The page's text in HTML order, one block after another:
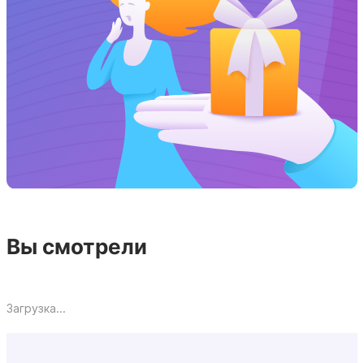
Вы смотрели
Загрузка...